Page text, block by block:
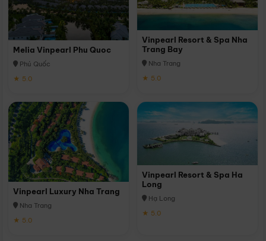
Melia Vinpearl Phu Quoc
Phú Quốc
★ 5.0
Vinpearl Resort & Spa Nha
Trang Bay
Nha Trang
★ 5.0
Vinpearl Luxury Nha Trang
Nha Trang
★ 5.0
Vinpearl Resort & Spa Ha
Long
Hạ Long
★ 5.0